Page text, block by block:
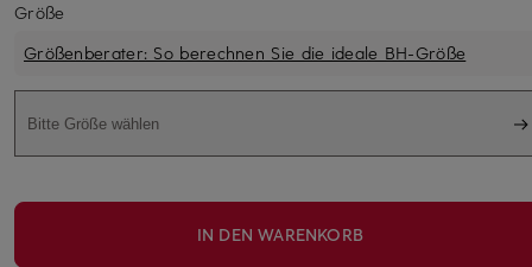
Größe
Größenberater: So berechnen Sie die ideale BH-Größe
Bitte Größe wählen
IN DEN WARENKORB